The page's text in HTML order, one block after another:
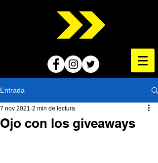
Entrada
Ojo con los giveaways
7 nov 2021 2 min de lectura